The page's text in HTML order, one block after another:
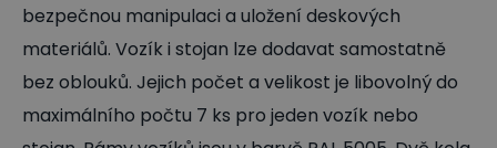
bezpečnou manipulaci a uložení deskových
materiálů. Vozík i stojan lze dodavat samostatně
bez oblouků. Jejich počet a velikost je libovolný do
maximálního počtu 7 ks pro jeden vozík nebo